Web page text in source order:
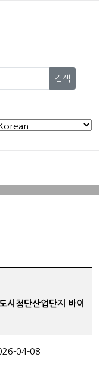
검색
첨단산업단지 바이
04-08